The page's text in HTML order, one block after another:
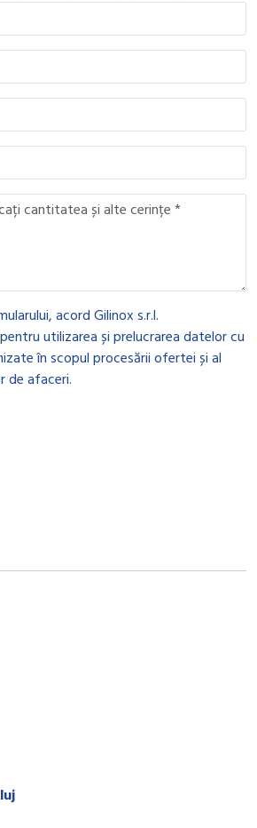
acord Gilinox s.r.l.
utilizarea și prelucrarea datelor cu
în scopul procesării ofertei și al
de afaceri.